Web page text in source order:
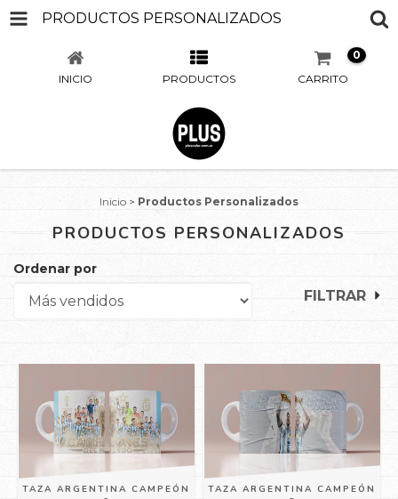
PRODUCTOS PERSONALIZADOS
INICIO PRODUCTOS CARRITO
0
Inicio > Productos Personalizados
PRODUCTOS PERSONALIZADOS
Ordenar por
FILTRAR
TAZA ARGENTINA CAMPEÓN
TAZA ARGENTINA CAMPEÓN